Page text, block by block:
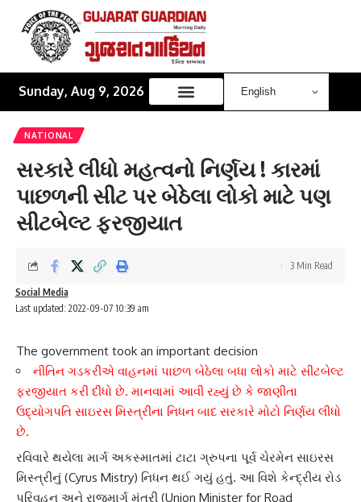
Sunday, Aug 9, 2026
NATIONAL
સરકારે લીધો મહત્વનો નિર્ણય ! કારમાં
પાછળની સીટ પર બેઠેલા લોકો માટે પણ
સીટબેલ્ટ ફરજીયાત
Last updated: 2022-09-07 10:39 am
Social Media
3 Min Read
The government took an important decision
નીતિન ગડકરીએ વાહનમાં પાછળ બેઠેલા બધા લોકો માટે સીટબેલ્ટ
ફરજીયાત કરી દીધો છે. માનવામાં આવી રહ્યું છે કે જાણીતા
ઉદ્યોગપતિ સાઇરસ મિસ્ત્રીના નિધન બાદ સરકારે મોટો નિર્ણય લીધો
છે.
રવિવારે થયેલા માર્ગ અકસ્માતમાં ટાટા ગ્રુપના પૂર્વ ચેરમેન સાઇરસ
મિસ્ત્રીનું (Cyrus Mistry) નિધન થઈ ગયું હતું. આ વિશે કેન્દ્રીય રોડ
પરિવહન અને રાજમાર્ગ મંત્રી (Union Minister for Road